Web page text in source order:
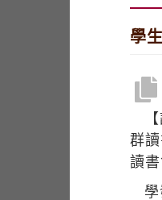
學
群
讀